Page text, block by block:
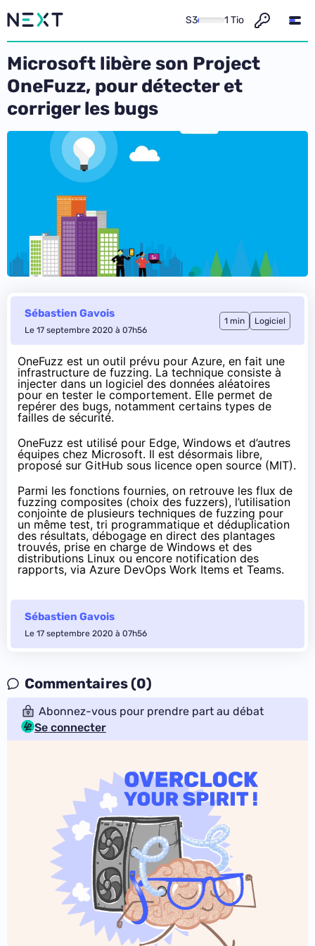
S3 1 Tio
Microsoft libère son Project
OneFuzz, pour détecter et
corriger les bugs
Sébastien Gavois
Le 17 septembre 2020 à 07h56
1 min Logiciel
OneFuzz est un outil prévu pour Azure, en fait une
infrastructure de fuzzing. La technique consiste à
injecter dans un logiciel des données aléatoires
pour en tester le comportement. Elle permet de
repérer des bugs, notamment certains types de
failles de sécurité.
OneFuzz est utilisé pour Edge, Windows et d’autres
équipes chez Microsoft. Il est désormais libre,
proposé sur GitHub sous licence open source (MIT).
Parmi les fonctions fournies, on retrouve les flux de
fuzzing composites (choix des fuzzers), l’utilisation
conjointe de plusieurs techniques de fuzzing pour
un même test, tri programmatique et déduplication
des résultats, débogage en direct des plantages
trouvés, prise en charge de Windows et des
distributions Linux ou encore notification des
rapports, via Azure DevOps Work Items et Teams.
Sébastien Gavois
Le 17 septembre 2020 à 07h56
Commentaires (0)
Abonnez-vous pour prendre part au débat
Se connecter